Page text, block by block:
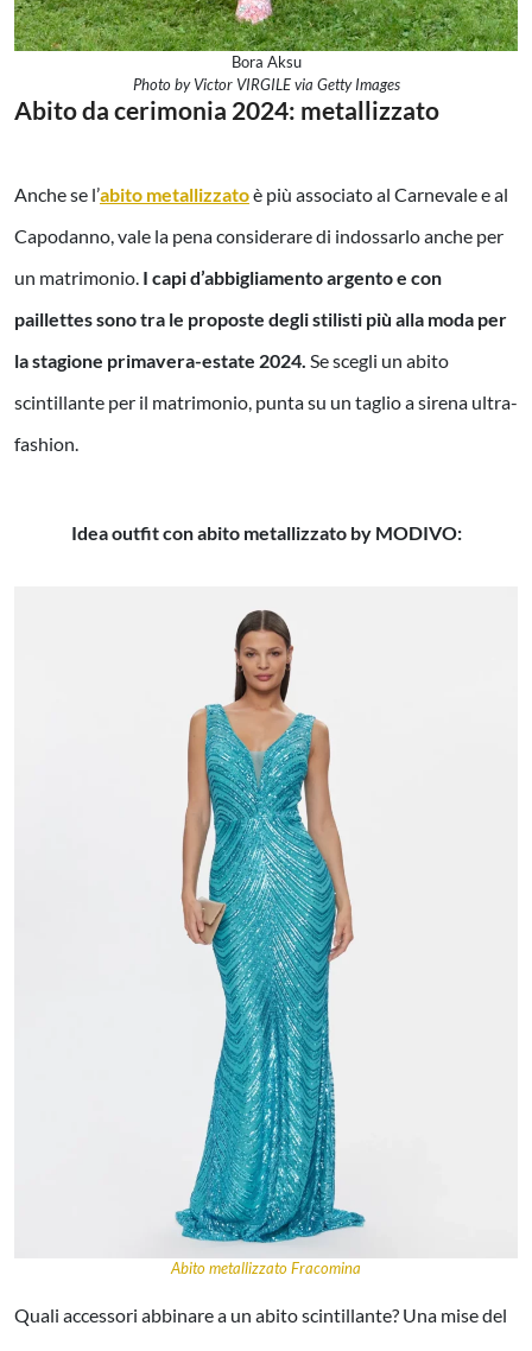
Bora Aksu
Photo by Victor VIRGILE via Getty Images
Abito da cerimonia 2024: metallizzato
Anche se l’abito metallizzatoè più associato al Carnevale e al
Capodanno, vale la pena considerare di indossarlo anche per
un matrimonio. I capi d’abbigliamento argento e con
paillettes sono tra le proposte degli stilisti più alla moda per
la stagione primavera-estate 2024. Se scegli un abito
scintillante per il matrimonio, punta su un taglio a sirena ultra-
fashion.
Idea outfit con abito metallizzato by MODIVO:
Abito metallizzato Fracomina
Quali accessori abbinare a un abito scintillante? Una mise del